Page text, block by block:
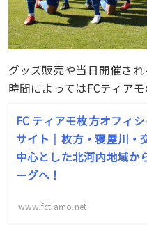
グッズ販売や当日開催され
時間によってはFCティア
FC ティアモ枚方オフィ
サイト｜枚方・寝屋川・
中心とした北河内地域か
ーグへ！
www.fctiamo.net